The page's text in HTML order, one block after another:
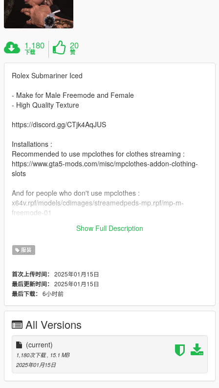
1,180
下载
20
赞
Rolex Submariner Iced
- Make for Male Freemode and Female
- High Quality Texture
https://discord.gg/CTjk4AqJUS
Installations :
Recommended to use mpclothes for clothes streaming :
https://www.gta5-mods.com/misc/mpclothes-addon-clothing-
slots
And for people who don't use mpclothes :
x64v.rpf/models/cdimages/streamedpeds-mp.rpf/mp-m-
freemode-01
DONT SELL MY SHIT THEY ARE FREE
Show Full Description
服装
首次上传时间： 2025年01月15日
最后更新时间： 2025年01月15日
最后下载： 6小时前
All Versions
(current)
1,180次下载 , 15.1 MB
2025年01月15日